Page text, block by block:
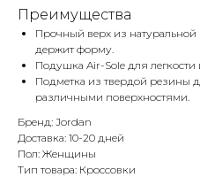
Преимущества
Прочный верх из натуральной
держит форму.
Подушка Air-Sole для
Подметка из твердой резины
различными поверхностями.
Бренд: Jordan
Доставка: 10-20 дней
Пол: Женщины
Тип товара: Кроссовки